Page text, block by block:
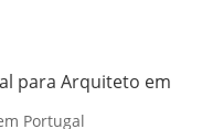
para Arquiteto em
Portugal